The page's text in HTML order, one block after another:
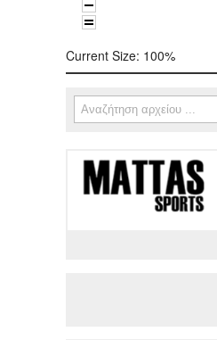
Current Size: 100%
Φόρμα αναζήτησης
Αναζήτηση